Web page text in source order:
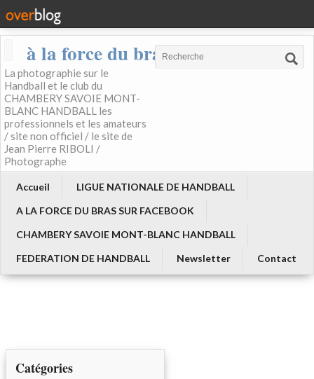
à la force du bras
La photographie sur le
Handball et le club du
CHAMBERY SAVOIE MONT-
BLANC HANDBALL les
professionnels et les amateurs
/ site non officiel / le site de
Jean Pierre RIBOLI /
Photographe
Accueil
LIGUE NATIONALE DE HANDBALL
A LA FORCE DU BRAS SUR FACEBOOK
CHAMBERY SAVOIE MONT-BLANC HANDBALL
FEDERATION DE HANDBALL
Newsletter Contact
Catégories